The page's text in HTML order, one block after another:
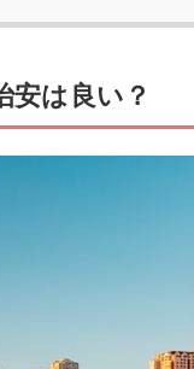
安は良い？